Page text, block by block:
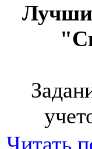
Читать